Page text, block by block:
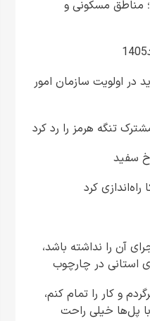
مناطق مسکونی و
در اولویت سازمان امور
تنگه هرمز را رد کرد
سفید
آن را نداشته باشد،
استانی در چارچوب
و کار را تمام کنم،
پل‌ها خیلی راحت